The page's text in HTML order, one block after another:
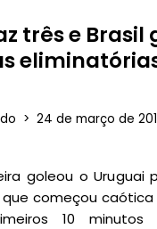
três e Brasil
24 de março de
goleou o Uruguai
começou caótica
10